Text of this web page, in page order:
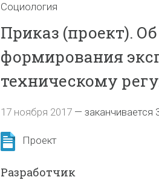
Социология
Приказ (проект).
формирования
техническому
17 ноября 2017— заканчивается
Проект
Разработчик